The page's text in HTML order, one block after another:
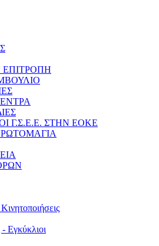
ΕΠΙΤΡΟΠΗ
Γ.Σ.Ε.Ε. ΣΤΗΝ ΕΟΚΕ
Εγκύκλιοι